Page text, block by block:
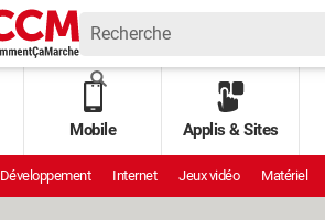
Mobile Applis & Sites
Développement Internet Jeux vidéo Matériel